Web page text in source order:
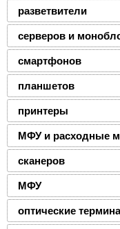
разветвители
серверов и
смартфонов
планшетов
принтеры
МФУ и расходные
сканеров
МФУ
оптические